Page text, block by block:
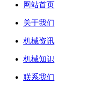
网站首页
关于我们
机械资讯
机械知识
联系我们